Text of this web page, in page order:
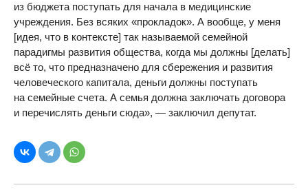
из бюджета поступать для начала в медицинские
учреждения. Без всяких «прокладок». А вообще, у меня
[идея, что в контексте] так называемой семейной
парадигмы развития общества, когда мы должны [делать]
всё то, что предназначено для сбережения и развития
человеческого капитала, деньги должны поступать
на семейные счета. А семья должна заключать договора
и перечислять деньги сюда», — заключил депутат.